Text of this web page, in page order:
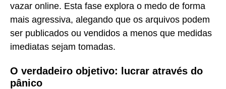
vazar online. Esta fase explora o medo de forma
mais agressiva, alegando que os arquivos podem
ser publicados ou vendidos a menos que medidas
imediatas sejam tomadas.
O verdadeiro objetivo: lucrar através do
pânico